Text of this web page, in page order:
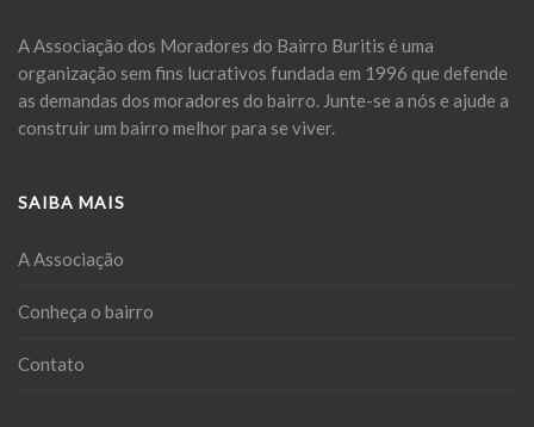
A Associação dos Moradores do Bairro Buritis é uma
organização sem fins lucrativos fundada em 1996 que defende
as demandas dos moradores do bairro. Junte-se a nós e ajude a
construir um bairro melhor para se viver.
SAIBA MAIS
A Associação
Conheça o bairro
Contato